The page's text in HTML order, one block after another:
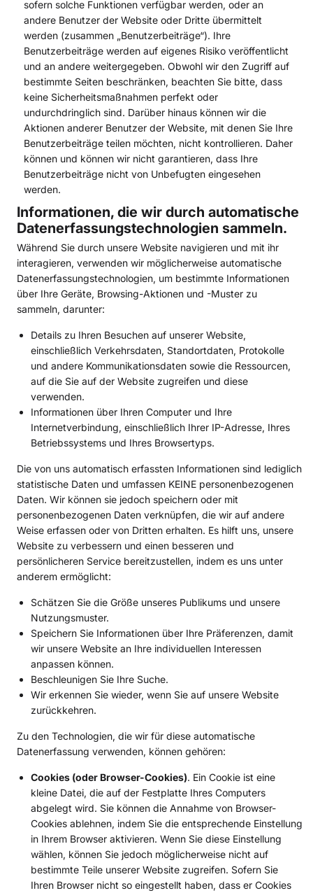
sofern solche Funktionen verfügbar werden, oder an
andere Benutzer der Website oder Dritte übermittelt
werden (zusammen „Benutzerbeiträge“). Ihre
Benutzerbeiträge werden auf eigenes Risiko veröffentlicht
und an andere weitergegeben. Obwohl wir den Zugriff auf
bestimmte Seiten beschränken, beachten Sie bitte, dass
keine Sicherheitsmaßnahmen perfekt oder
undurchdringlich sind. Darüber hinaus können wir die
Aktionen anderer Benutzer der Website, mit denen Sie Ihre
Benutzerbeiträge teilen möchten, nicht kontrollieren. Daher
können und können wir nicht garantieren, dass Ihre
Benutzerbeiträge nicht von Unbefugten eingesehen
werden.
Informationen, die wir durch automatische
Datenerfassungstechnologien sammeln.
Während Sie durch unsere Website navigieren und mit ihr
interagieren, verwenden wir möglicherweise automatische
Datenerfassungstechnologien, um bestimmte Informationen
über Ihre Geräte, Browsing-Aktionen und -Muster zu
sammeln, darunter:
Details zu Ihren Besuchen auf unserer Website,
einschließlich Verkehrsdaten, Standortdaten, Protokolle
und andere Kommunikationsdaten sowie die Ressourcen,
auf die Sie auf der Website zugreifen und diese
verwenden.
Informationen über Ihren Computer und Ihre
Internetverbindung, einschließlich Ihrer IP-Adresse, Ihres
Betriebssystems und Ihres Browsertyps.
Die von uns automatisch erfassten Informationen sind lediglich
statistische Daten und umfassen KEINE personenbezogenen
Daten. Wir können sie jedoch speichern oder mit
personenbezogenen Daten verknüpfen, die wir auf andere
Weise erfassen oder von Dritten erhalten. Es hilft uns, unsere
Website zu verbessern und einen besseren und
persönlicheren Service bereitzustellen, indem es uns unter
anderem ermöglicht:
Schätzen Sie die Größe unseres Publikums und unsere
Nutzungsmuster.
Speichern Sie Informationen über Ihre Präferenzen, damit
wir unsere Website an Ihre individuellen Interessen
anpassen können.
Beschleunigen Sie Ihre Suche.
Wir erkennen Sie wieder, wenn Sie auf unsere Website
zurückkehren.
Zu den Technologien, die wir für diese automatische
Datenerfassung verwenden, können gehören:
Cookies (oder Browser-Cookies). Ein Cookie ist eine
kleine Datei, die auf der Festplatte Ihres Computers
abgelegt wird. Sie können die Annahme von Browser-
Cookies ablehnen, indem Sie die entsprechende Einstellung
in Ihrem Browser aktivieren. Wenn Sie diese Einstellung
wählen, können Sie jedoch möglicherweise nicht auf
bestimmte Teile unserer Website zugreifen. Sofern Sie
Ihren Browser nicht so eingestellt haben, dass er Cookies